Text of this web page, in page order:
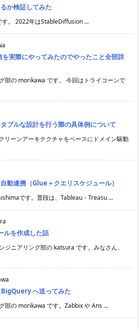
か検証してみた
。 2022年はStableDiffusion ...
実際にやってみたのでやったこと全部詳
部の morikawa です。 今回はトライコーンで
ブルな設計を行う際の具体例について
リーンアーキテクチャをベースにドメイン駆動
動連携（Glue＋クエリスケジュール）
です。普段は、Tableau・Treasu ...
ルを作成した話
ジニアリング部の katsura です。みなさん、
へ送ってみた
部の morikawa です。Zabbix や Ans ...